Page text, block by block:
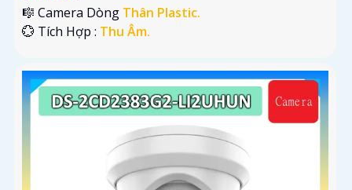
🎼️ Camera Dòng Thân Plastic.
️💮 Tích Hợp : Thu Âm.